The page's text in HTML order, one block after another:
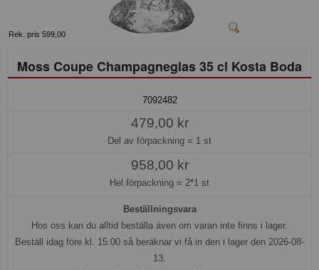
Rek. pris 599,00
Moss Coupe Champagneglas 35 cl Kosta Boda
7092482
479,00 kr
Del av förpackning = 1 st
958,00 kr
Hel förpackning = 2*1 st
Beställningsvara
Hos oss kan du alltid beställa även om varan inte finns i lager.
Beställ idag före kl. 15:00 så beräknar vi få in den i lager den 2026-08-
13.